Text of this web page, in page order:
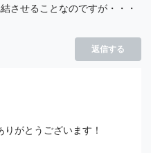
させることなのですが・・・
返信する
がとうございます！